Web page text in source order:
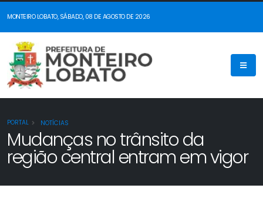
MONTEIRO LOBATO, SÁBADO, 08 DE AGOSTO DE 2026
PORTAL NOTÍCIAS
Mudanças no trânsito da
região central entram em vigor